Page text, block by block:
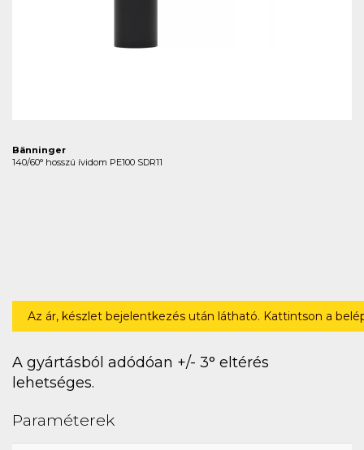
Bänninger
140/60° hosszú ívidom PE100 SDR11
Az ár, készlet bejelentkezés után látható. Kattintson a
A gyártásból adódóan +/- 3° eltérés
lehetséges.
Paraméterek